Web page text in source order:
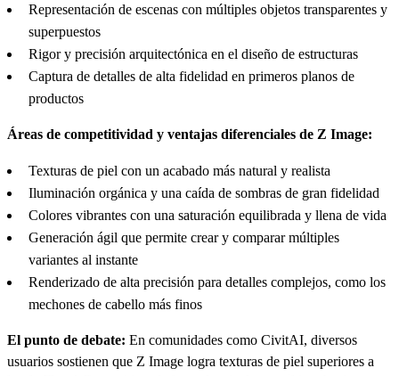
Representación de escenas con múltiples objetos transparentes y
superpuestos
Rigor y precisión arquitectónica en el diseño de estructuras
Captura de detalles de alta fidelidad en primeros planos de
productos
Áreas de competitividad y ventajas diferenciales de Z Image:
Texturas de piel con un acabado más natural y realista
Iluminación orgánica y una caída de sombras de gran fidelidad
Colores vibrantes con una saturación equilibrada y llena de vida
Generación ágil que permite crear y comparar múltiples
variantes al instante
Renderizado de alta precisión para detalles complejos, como los
mechones de cabello más finos
El punto de debate: En comunidades como CivitAI, diversos
usuarios sostienen que Z Image logra texturas de piel superiores a